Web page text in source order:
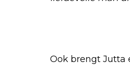
Ook brengt Jutta